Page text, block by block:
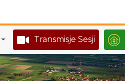
Transmisje Sesji